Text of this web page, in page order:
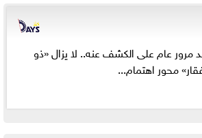
مرور عام على الكشف عنه.. لا يزال «ذو
محور اهتمام...